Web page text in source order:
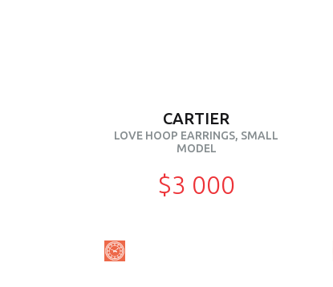
CARTIER
LOVE HOOP EARRINGS, SMALL
MODEL
$3 000